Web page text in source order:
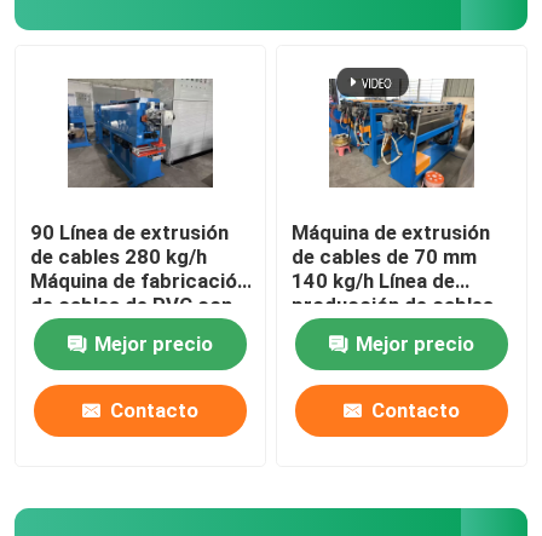
90 Línea de extrusión
de cables 280 kg/h
Máquina de fabricación
de cables de PVC con
motor Siemens
Mejor precio
Contacto
Máquina de extrusión
de cables de 70 mm
140 kg/h Línea de
producción de cables
de Internet
Mejor precio
Contacto